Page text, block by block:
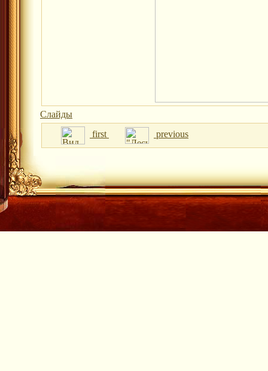
Слайды
first
previous